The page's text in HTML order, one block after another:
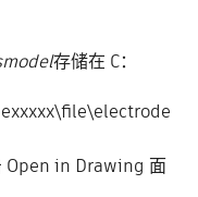
存储在 C：
Open in Drawing 面